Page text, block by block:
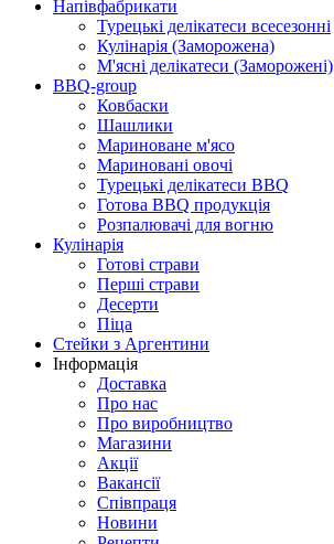
Напівфабрикати
Турецькі делікатеси всесезонні
Кулінарія (Заморожена)
М'ясні делікатеси (Заморожені)
BBQ-group
Ковбаски
Шашлики
Мариноване м'ясо
Мариновані овочі
Турецькі делікатеси BBQ
Готова BBQ продукція
Розпалювачі для вогню
Кулінарія
Готові страви
Перші страви
Десерти
Піца
Стейки з Аргентини
Інформація
Доставка
Про нас
Про виробництво
Магазини
Акції
Вакансії
Співпраця
Новини